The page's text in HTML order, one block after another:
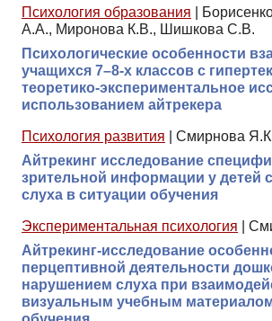
Психология образования
А.А., Миронова К.В., Шишкова С.В.
Психологические особенности
учащихся 7–8-х классов с
теоретико-экспериментальное
использованием айтрекера
Психология развития
Смирнова
Айтрекинг исследование
зрительной информации у детей
слуха в ситуации обучения
Экспериментальная психология
Айтрекинг-исследование
перцептивной деятельности
нарушением слуха при
визуальным учебным